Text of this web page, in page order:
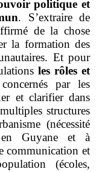
politique et
. S’extraire de
de la chose
la formation des
Et pour
les rôles et
concernés par les
et clarifier dans
structures
(nécessité
en Guyane et à
communication et
(écoles,